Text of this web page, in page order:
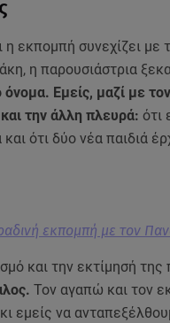
εκπομπή συνεχίζει με
η παρουσιάστρια
όνομα. Εμείς, μαζί με
την άλλη πλευρά: ότι
ότι δύο νέα παιδιά
εκπομπή με τον
και την εκτίμησή
Τον αγαπώ και τον
εμείς να